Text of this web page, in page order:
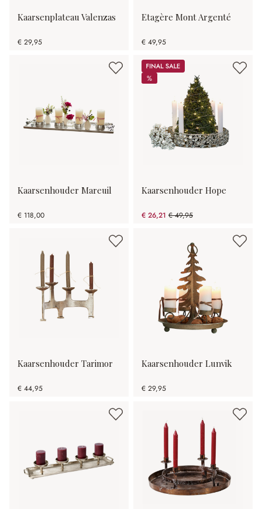
Kaarsenplateau Valenzas
€ 29,95
Etagère Mont Argenté
€ 49,95
Kaarsenhouder Mareuil
€ 118,00
Sale
%
%
Kaarsenhouder Hope
€ 26,21 € 49,95
(47.53% gespart)
Kaarsenhouder Tarimor
€ 44,95
Kaarsenhouder Lunvik
€ 29,95